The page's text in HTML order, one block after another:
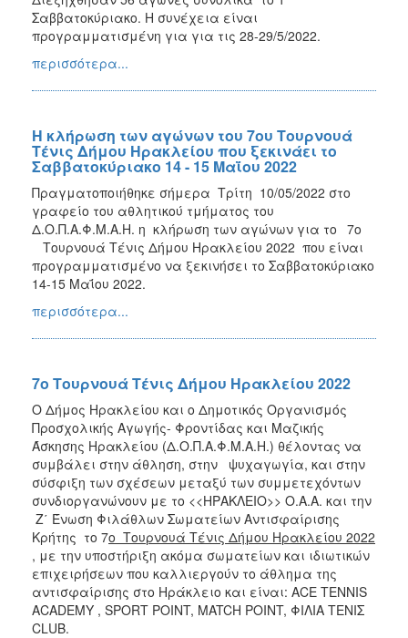
Σαββατοκύριακο. Η συνέχεια είναι
προγραμματισμένη για για τις 28-29/5/2022.
περισσότερα...
Η κλήρωση των αγώνων του 7ου Τουρνουά
Τένις Δήμου Ηρακλείου που ξεκινάει το
Σαββατοκύριακο 14 - 15 Μαΐου 2022
Πραγματοποιήθηκε σήμερα Τρίτη 10/05/2022 στο
γραφείο του αθλητικού τμήματος του
Δ.Ο.Π.Α.Φ.Μ.Α.Η. η κλήρωση των αγώνων για το 7o
Τουρνουά Τένις Δήμου Ηρακλείου 2022 που είναι
προγραμματισμένο να ξεκινήσει το Σαββατοκύριακο
14-15 Μαΐου 2022.
περισσότερα...
7o Τουρνουά Τένις Δήμου Ηρακλείου 2022
O Δήμος Ηρακλείου και ο Δημοτικός Οργανισμός
Προσχολικής Αγωγής- Φροντίδας και Μαζικής
Άσκησης Ηρακλείου (Δ.Ο.Π.Α.Φ.Μ.Α.Η.) θέλοντας να
συμβάλει στην άθληση, στην ψυχαγωγία, και στην
σύσφιξη των σχέσεων μεταξύ των συμμετεχόντων
συνδιοργανώνουν με το <<ΗΡΑΚΛΕΙΟ>> Ο.Α.Α. και την
Ζ΄ Ένωση Φιλάθλων Σωματείων Αντισφαίρισης
Κρήτης το 7o Τουρνουά Τένις Δήμου Ηρακλείου 2022
, με την υποστήριξη ακόμα σωματείων και ιδιωτικών
επιχειρήσεων που καλλιεργούν το άθλημα της
αντισφαίρισης στο Ηράκλειο και είναι: ACE TENNIS
ACADEMY , SPORT POINT, MATCH POINT, ΦΙΛΙΑ ΤΕΝΙΣ
CLUB.